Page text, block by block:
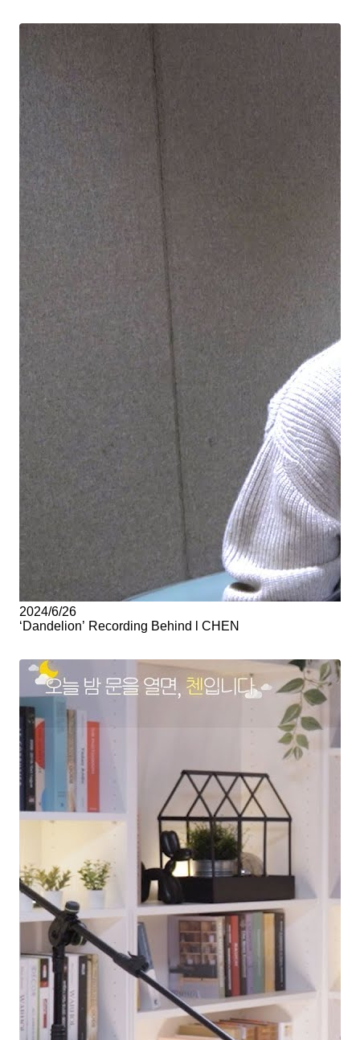
2024/6/26
‘Dandelion’ Recording Behind l CHEN